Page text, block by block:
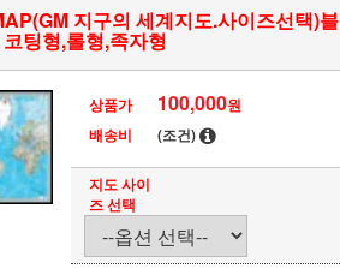
지구의 세계지도.사이즈선택)블
코팅형,롤형,족자형
상품가 100,000원
배송비
(조건)
지도 사이
즈 선택